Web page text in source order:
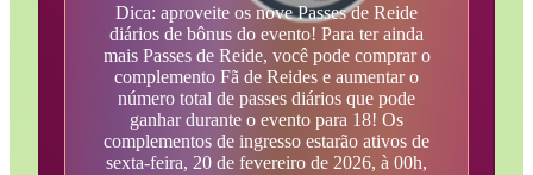
Dica: aproveite os nove Passes de Reide
diários de bônus do evento! Para ter ainda
mais Passes de Reide, você pode comprar o
complemento Fã de Reides e aumentar o
número total de passes diários que pode
ganhar durante o evento para 18! Os
complementos de ingresso estarão ativos de
sexta-feira, 20 de fevereiro de 2026, à 00h,